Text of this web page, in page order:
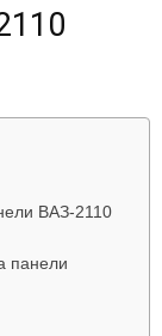
ВАЗ-2110
панели